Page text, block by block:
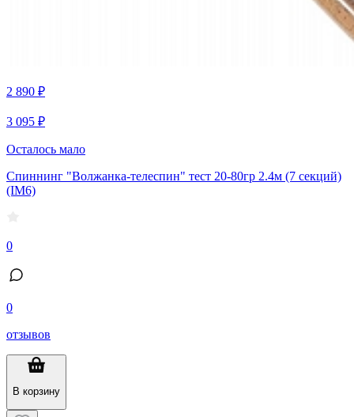
2 890 ₽
3 095 ₽
Осталось мало
Спиннинг "Волжанка-телеспин" тест 20-80гр 2.4м (7 секций)
(IM6)
0
0
отзывов
В корзину